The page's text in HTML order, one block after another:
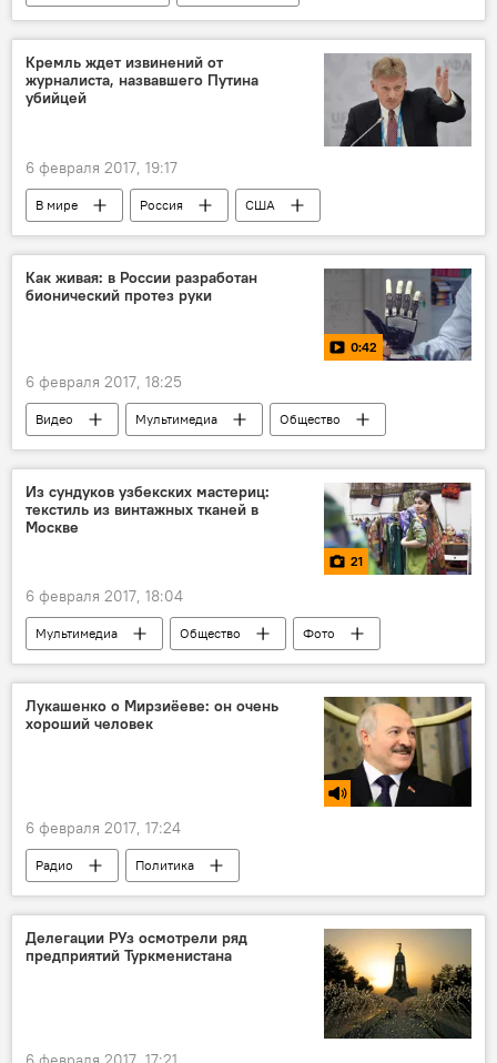
Кремль ждет извинений от
журналиста, назвавшего Путина
убийцей
6 февраля 2017, 19:17
В мире Россия
США
Москва
Владимир Путин
Дональд Трамп
Дмитрий Песков
Как живая: в России разработан
бионический протез руки
0:42
6 февраля 2017, 18:25
Видео Мультимедиа
Общество
Россия
Из сундуков узбекских мастериц:
текстиль из винтажных тканей в
Москве
21
6 февраля 2017, 18:04
Мультимедиа Общество
Фото
Ташкент
Москва
Лукашенко о Мирзиёеве: он очень
хороший человек
6 февраля 2017, 17:24
Радио Политика
Делегации РУз осмотрели ряд
предприятий Туркменистана